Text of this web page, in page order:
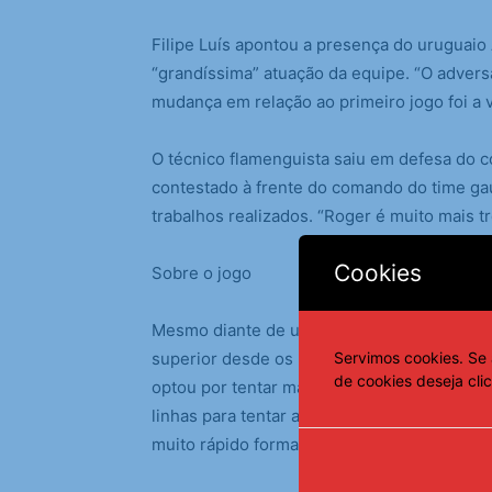
Filipe Luís apontou a presença do
“grandíssima” atuação da equipe. “O
mudança em relação ao primeiro jogo foi a
O técnico flamenguista saiu em defesa do
contestado à frente do comando do time
trabalhos realizados. “Roger é muito mais
Sobre o jogo
Mesmo diante de um Colorado que contou
superior desde os primeiros minutos do
optou por tentar manter a posse de bola.
linhas para tentar atrair o Inter e abrir
muito rápido formado por Samuel Lino,
Cookies
Servimos cookies.
de cookies deseja